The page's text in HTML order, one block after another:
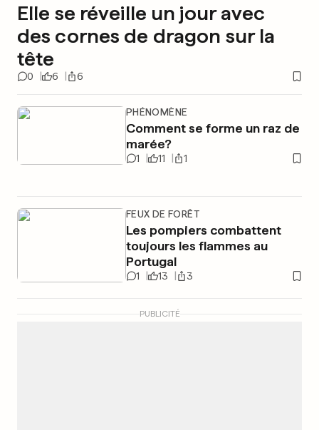
Elle se réveille un jour avec
des cornes de dragon sur la
tête
0 6 6
PHÉNOMÈNE
Comment se forme un raz de
marée?
1 11 1
FEUX DE FORÊT
Les pompiers combattent
toujours les flammes au
Portugal
1 13 3
PUBLICITÉ